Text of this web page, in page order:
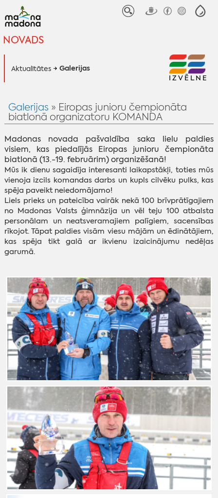
NOVADS
Aktualitātes Galerijas
IZVĒLNE
Galerijas » Eiropas junioru čempionāta
biatlonā organizatoru KOMANDA
Madonas novada pašvaldība saka lielu paldies
visiem, kas piedalījās Eiropas junioru čempionāta
biatlonā (13.-19. februārim) organizēšanā!
Mūs ik dienu sagaidīja interesanti laikapstākļi, toties mūs
vienoja izcils komandas darbs un kupls cilvēku pulks, kas
spēja paveikt neiedomājamo!
Liels prieks un pateicība vairāk nekā 100 brīvprātīgajiem
no Madonas Valsts ģimnāzija un vēl teju 100 atbalsta
personālam un neatsveramajiem palīgiem, sacensības
rīkojot.Tāpat paldies visām viesu mājām un ēdinātājiem,
kas spēja tikt galā ar ikvienu izaicinājumu nedēļas
garumā.